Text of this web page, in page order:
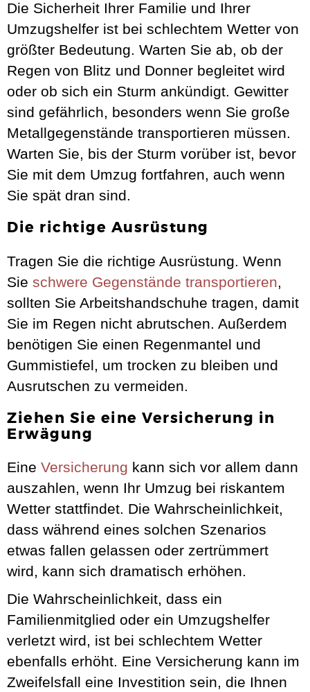
Die Sicherheit Ihrer Familie und Ihrer
Umzugshelfer ist bei schlechtem Wetter von
größter Bedeutung. Warten Sie ab, ob der
Regen von Blitz und Donner begleitet wird
oder ob sich ein Sturm ankündigt. Gewitter
sind gefährlich, besonders wenn Sie große
Metallgegenstände transportieren müssen.
Warten Sie, bis der Sturm vorüber ist, bevor
Sie mit dem Umzug fortfahren, auch wenn
Sie spät dran sind.
Die richtige Ausrüstung
Tragen Sie die richtige Ausrüstung. Wenn
Sie schwere Gegenstände transportieren,
sollten Sie Arbeitshandschuhe tragen, damit
Sie im Regen nicht abrutschen. Außerdem
benötigen Sie einen Regenmantel und
Gummistiefel, um trocken zu bleiben und
Ausrutschen zu vermeiden.
Ziehen Sie eine Versicherung in
Erwägung
Eine Versicherung kann sich vor allem dann
auszahlen, wenn Ihr Umzug bei riskantem
Wetter stattfindet. Die Wahrscheinlichkeit,
dass während eines solchen Szenarios
etwas fallen gelassen oder zertrümmert
wird, kann sich dramatisch erhöhen.
Die Wahrscheinlichkeit, dass ein
Familienmitglied oder ein Umzugshelfer
verletzt wird, ist bei schlechtem Wetter
ebenfalls erhöht. Eine Versicherung kann im
Zweifelsfall eine Investition sein, die Ihnen